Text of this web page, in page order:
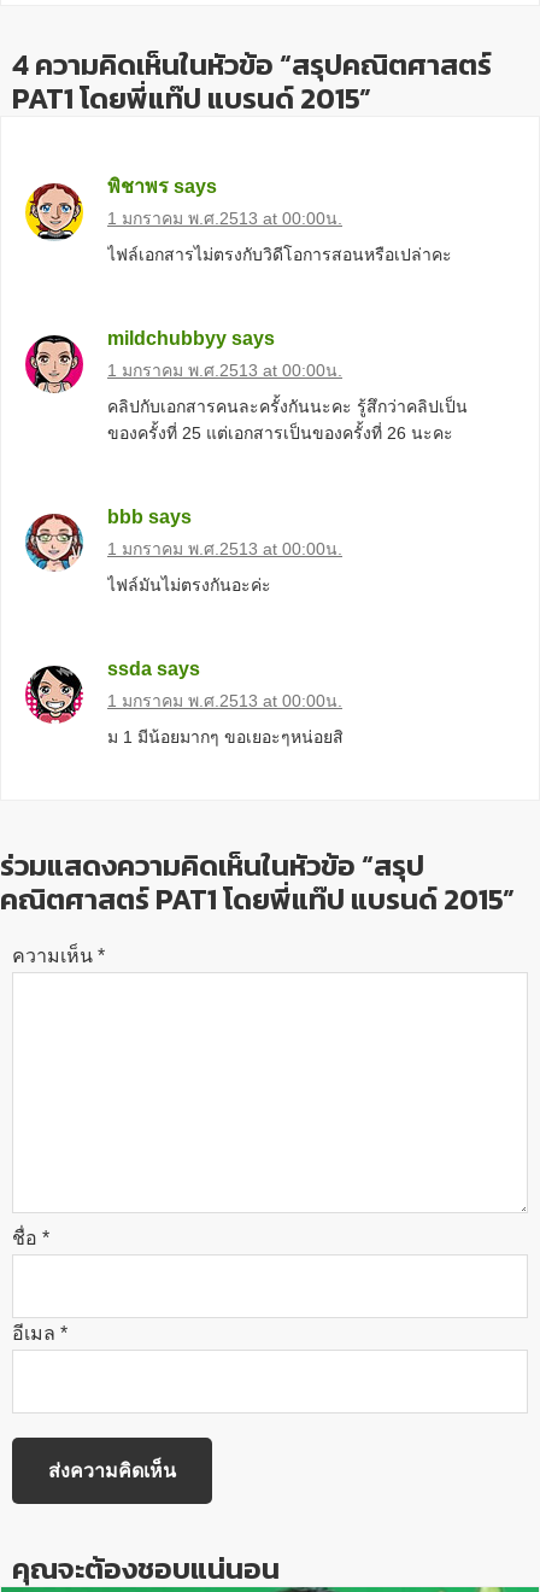
4 ความคิดเห็นในหัวข้อ “สรุปคณิตศาสตร์
PAT1 โดยพี่แท๊ป แบรนด์ 2015”
พิชาพร says
1 มกราคม พ.ศ.2513 at 00:00น.
ไฟล์เอกสารไม่ตรงกับวิดีโอการสอนหรือเปล่าคะ
mildchubbyy says
1 มกราคม พ.ศ.2513 at 00:00น.
คลิปกับเอกสารคนละครั้งกันนะคะ รู้สึกว่าคลิปเป็น
ของครั้งที่ 25 แต่เอกสารเป็นของครั้งที่ 26 นะคะ
bbb says
1 มกราคม พ.ศ.2513 at 00:00น.
ไฟล์มันไม่ตรงกันอะค่ะ
ssda says
1 มกราคม พ.ศ.2513 at 00:00น.
ม 1 มีน้อยมากๆ ขอเยอะๆหน่อยสิ
ร่วมแสดงความคิดเห็นในหัวข้อ “สรุป
คณิตศาสตร์ PAT1 โดยพี่แท๊ป แบรนด์ 2015”
ความเห็น *
ชื่อ *
อีเมล *
คุณจะต้องชอบแน่นอน